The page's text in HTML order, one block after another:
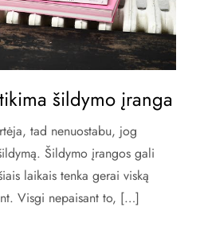
šildymo įranga
tad nenuostabu, jog
Šildymo įrangos gali
laikais tenka gerai viską
Visgi nepaisant to, […]